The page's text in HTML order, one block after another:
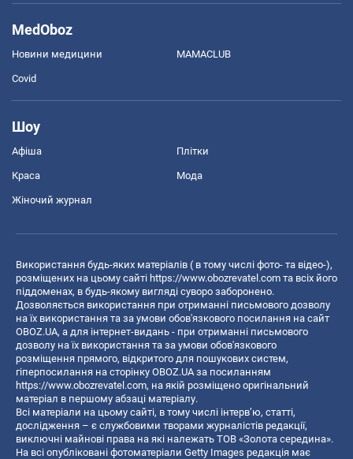
MedOboz
Новини медицини MAMACLUB
Covid
Шоу
Афіша Плітки
Краса Мода
Жіночий журнал
Використання будь-яких матеріалів ( в тому числі фото- та відео-),
розміщених на цьому сайті https://www.obozrevatel.com та всіх його
піддоменах, в будь-якому вигляді суворо заборонено.
Дозволяється використання при отриманні письмового дозволу
на їх використання та за умови обов'язкового посилання на сайт
OBOZ.UA, а для інтернет-видань - при отриманні письмового
дозволу на їх використання та за умови обов'язкового
розміщення прямого, відкритого для пошукових систем,
гіперпосилання на сторінку OBOZ.UA за посиланням
https://www.obozrevatel.com, на якій розміщено оригінальний
матеріал в першому абзаці матеріалу.
Всі матеріали на цьому сайті, в тому числі інтерв’ю, статті,
дослідження – є службовими творами журналістів редакції,
виключні майнові права на які належать ТОВ «Золота середина».
На всі опубліковані фотоматеріали Getty Images редакція має